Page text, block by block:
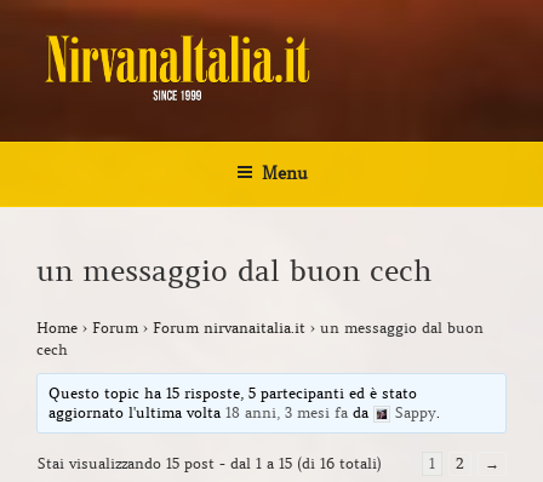
contenuto
NIRVANA ITALIA
Menu
un messaggio dal buon cech
Home › Forum › Forum nirvanaitalia.it › un messaggio dal buon
cech
Questo topic ha 15 risposte, 5 partecipanti ed è stato
aggiornato l'ultima volta18 anni, 3 mesi fa da Sappy.
Stai visualizzando 15 post - dal 1 a 15 (di 16 totali) 1 2 →